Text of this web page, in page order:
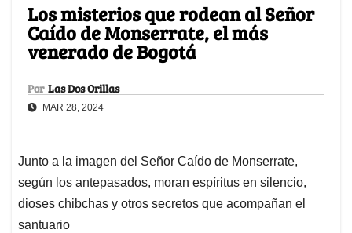
Los misterios que rodean al Señor
Caído de Monserrate, el más
venerado de Bogotá
Por Las Dos Orillas
MAR 28, 2024
Junto a la imagen del Señor Caído de Monserrate,
según los antepasados, moran espíritus en silencio,
dioses chibchas y otros secretos que acompañan el
santuario